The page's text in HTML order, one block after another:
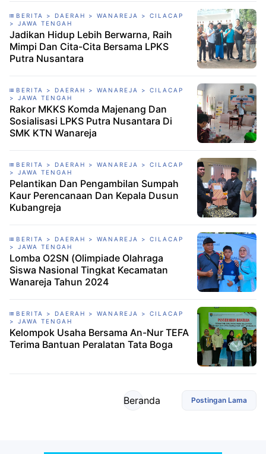
BERITA > DAERAH > WANAREJA > CILACAP
> JAWA TENGAH
Jadikan Hidup Lebih Berwarna, Raih
Mimpi Dan Cita-Cita Bersama LPKS
Putra Nusantara
BERITA > DAERAH > WANAREJA > CILACAP
> JAWA TENGAH
Rakor MKKS Komda Majenang Dan
Sosialisasi LPKS Putra Nusantara Di
SMK KTN Wanareja
BERITA > DAERAH > WANAREJA > CILACAP
> JAWA TENGAH
Pelantikan Dan Pengambilan Sumpah
Kaur Perencanaan Dan Kepala Dusun
Kubangreja
BERITA > DAERAH > WANAREJA > CILACAP
> JAWA TENGAH
Lomba O2SN (Olimpiade Olahraga
Siswa Nasional Tingkat Kecamatan
Wanareja Tahun 2024
BERITA > DAERAH > WANAREJA > CILACAP
> JAWA TENGAH
Kelompok Usaha Bersama An-Nur TEFA
Terima Bantuan Peralatan Tata Boga
Postingan Lama
Beranda